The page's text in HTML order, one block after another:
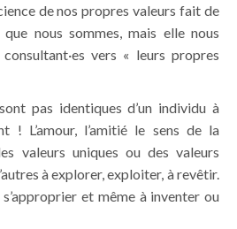
de nos propres valeurs fait de
nous sommes, mais elle nous
vers « leurs propres
pas identiques d’un individu à
! L’amour, l’amitié le sens de la
valeurs uniques ou des valeurs
à explorer, exploiter, à revêtir.
et même à inventer ou